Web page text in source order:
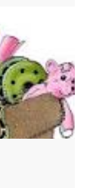
village. Jouets,